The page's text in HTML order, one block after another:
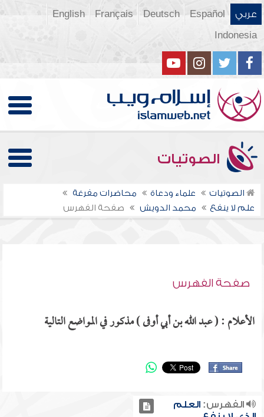
عربي Español
Deutsch
Français
English
Indonesia
الصوتيات
الصوتيات علماء ودعاة
محاضرات مفرغة
علم لا ينفع
محمد الدويش صفحة الفهرس
صفحة الفهرس
الأعلام : ( عبد الله بن أبي أوفى ) مذكور في المواضع التالية
الفهرس:العلم